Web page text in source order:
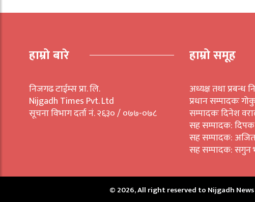
हाम्रो बारे
निजगढ टाईम्स प्रा. लि.
Nijgadh Times Pvt. Ltd
सूचना विभाग दर्ता नं. २६३० / ०७७-०७८
हाम्रो समूह
अध्यक्ष तथा प्रबन्ध
प्रधान सम्पादकः
सम्पादकः दिनेश
सह सम्पादक:
सह सम्पादक:
सह सम्पादक: सगुन
© 2026, All right reserved to Nijgadh News